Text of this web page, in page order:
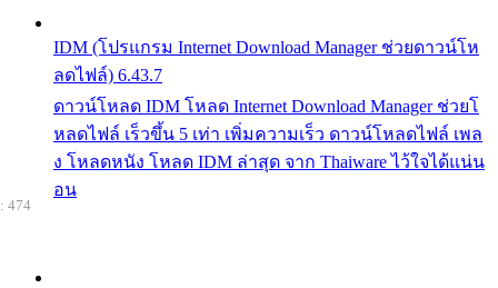
IDM (โปรแกรม Internet Download Manager ช่วยดาวน์โห
ลดไฟล์) 6.43.7
ดาวน์โหลด IDM โหลด Internet Download Manager ช่วยโ
หลดไฟล์ เร็วขึ้น 5 เท่า เพิ่มความเร็ว ดาวน์โหลดไฟล์ เพล
ง โหลดหนัง โหลด IDM ล่าสุด จาก Thaiware ไว้ใจได้แน่น
อน
474